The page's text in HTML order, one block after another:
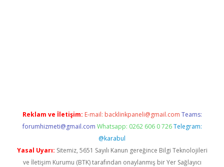
Reklam ve İletişim: E-mail: backlinkpaneli@gmail.com Teams:
forumhizmeti@gmail.com Whatsapp: 0262 606 0 726 Telegram:
@karabul
Yasal Uyarı: Sitemiz, 5651 Sayılı Kanun gereğince Bilgi Teknolojileri
ve İletişim Kurumu (BTK) tarafından onaylanmış bir Yer Sağlayıcı